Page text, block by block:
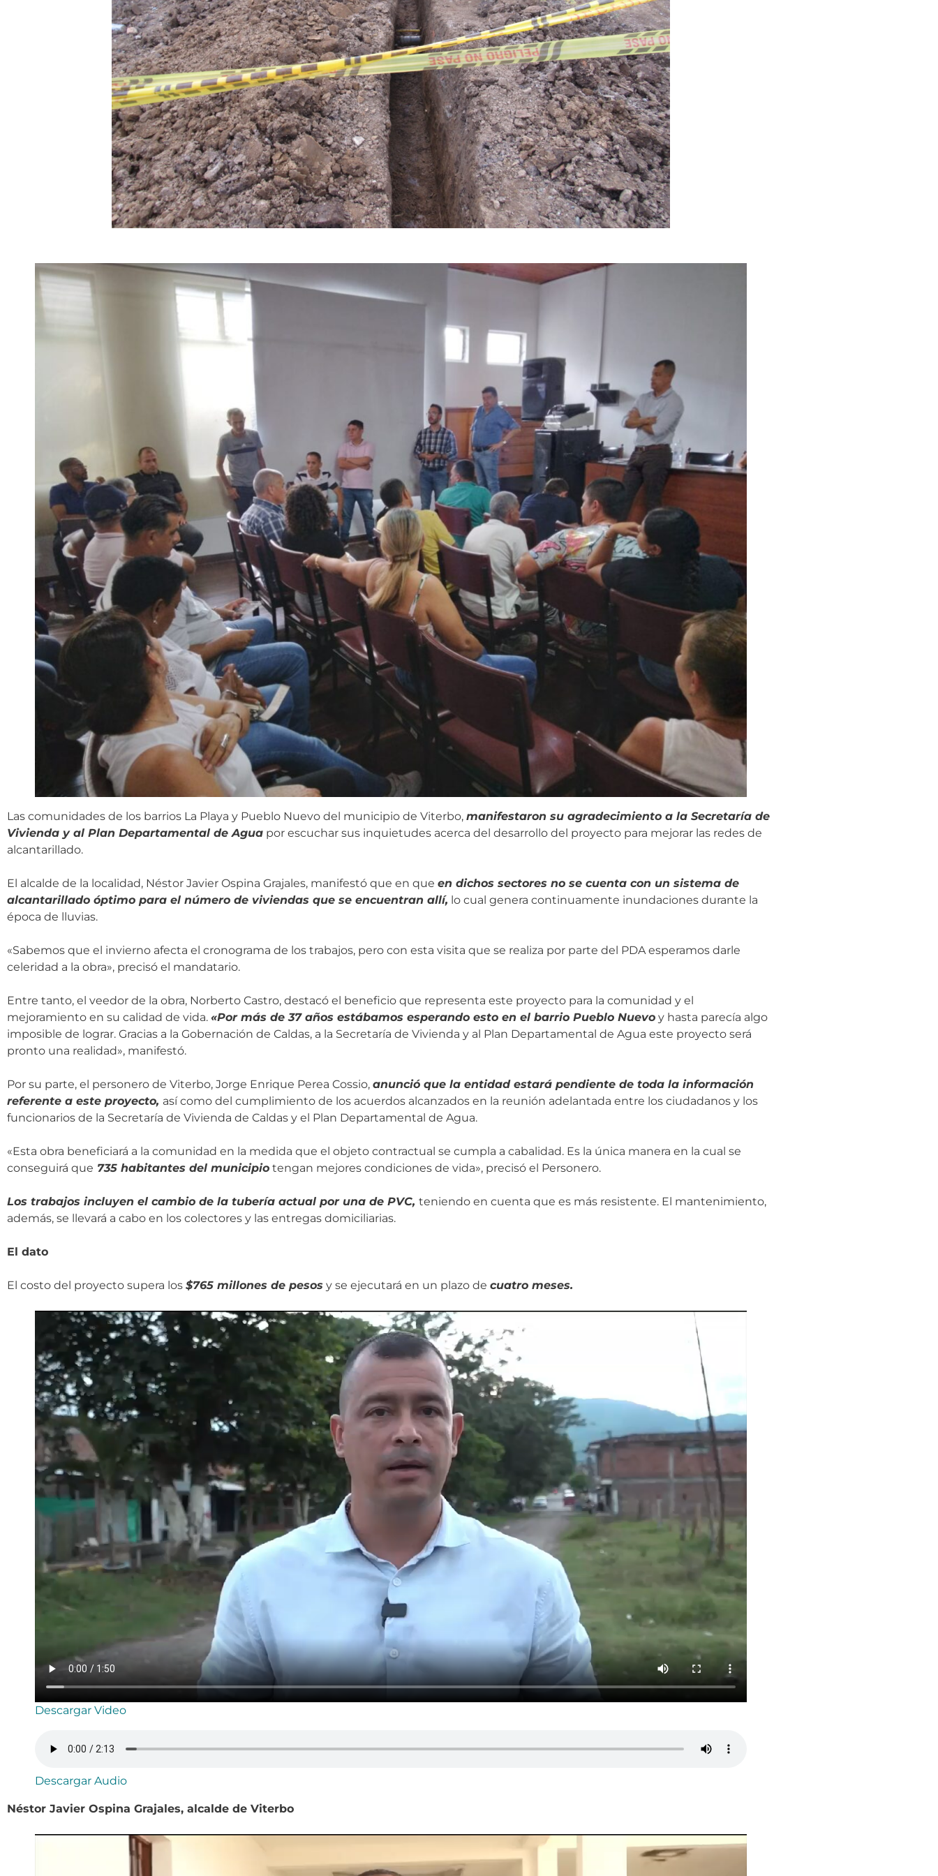
Las comunidades de los barrios La Playa y Pueblo Nuevo del municipio de Viterbo, manifestaron su agradecimiento a la Secretaría de
Vivienda y al Plan Departamental de Agua por escuchar sus inquietudes acerca del desarrollo del proyecto para mejorar las redes de
alcantarillado.
El alcalde de la localidad, Néstor Javier Ospina Grajales, manifestó que en que en dichos sectores no se cuenta con un sistema de
alcantarillado óptimo para el número de viviendas que se encuentran allí, lo cual genera continuamente inundaciones durante la
época de lluvias.
«Sabemos que el invierno afecta el cronograma de los trabajos, pero con esta visita que se realiza por parte del PDA esperamos darle
celeridad a la obra», precisó el mandatario.
Entre tanto, el veedor de la obra, Norberto Castro, destacó el beneficio que representa este proyecto para la comunidad y el
mejoramiento en su calidad de vida. «Por más de 37 años estábamos esperando esto en el barrio Pueblo Nuevo y hasta parecía algo
imposible de lograr. Gracias a la Gobernación de Caldas, a la Secretaría de Vivienda y al Plan Departamental de Agua este proyecto será
pronto una realidad», manifestó.
Por su parte, el personero de Viterbo, Jorge Enrique Perea Cossio, anunció que la entidad estará pendiente de toda la información
referente a este proyecto, así como del cumplimiento de los acuerdos alcanzados en la reunión adelantada entre los ciudadanos y los
funcionarios de la Secretaría de Vivienda de Caldas y el Plan Departamental de Agua.
«Esta obra beneficiará a la comunidad en la medida que el objeto contractual se cumpla a cabalidad. Es la única manera en la cual se
conseguirá que 735 habitantes del municipio tengan mejores condiciones de vida», precisó el Personero.
Los trabajos incluyen el cambio de la tubería actual por una de PVC, teniendo en cuenta que es más resistente. El mantenimiento,
además, se llevará a cabo en los colectores y las entregas domiciliarias.
El dato
El costo del proyecto supera los $765 millones de pesos y se ejecutará en un plazo de cuatro meses.
Descargar Video
Descargar Audio
Néstor Javier Ospina Grajales, alcalde de Viterbo